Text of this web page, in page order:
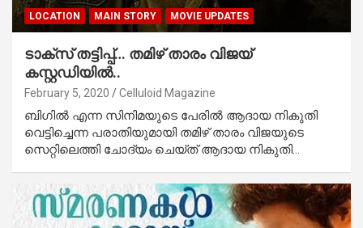
LOCATION MAIN STORY MOVIE UPDATES
ടാക്‌സ് തട്ടിപ്പ്… തമിഴ് താരം വിജയ്
കസ്റ്റഡിയില്‍..
February 5, 2020 Celluloid Magazine
ബിഗില്‍ എന്ന സിനിമയുടെ പേരില്‍ ആദായ നികുതി
വെട്ടിച്ചെന്ന പരാതിയുമായി തമിഴ് താരം വിജയുടെ
സെറ്റിലെത്തി ചോദ്യം ചെയ്ത് ആദായ നികുതി…